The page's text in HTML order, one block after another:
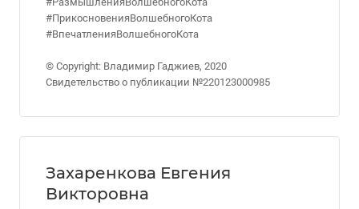
#ПрикосновенияВолшебногоКота
#ВпечатленияВолшебногоКота
© Copyright: Владимир Гаджиев, 2020
Свидетельство о публикации №220123000985
Захаренкова Евгения
Викторовна